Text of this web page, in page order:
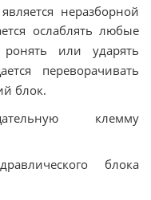
неразборной
ослаблять любые
ронять или ударять
переворачивать
блок.
клемму
блока